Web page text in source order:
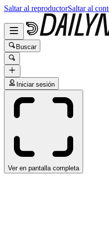
Saltar al reproductorSaltar al
Buscar
Iniciar sesión
Ver en pantalla completa